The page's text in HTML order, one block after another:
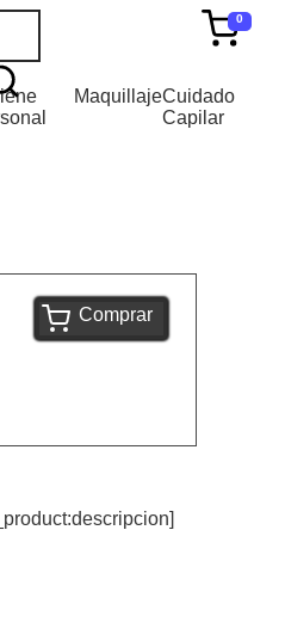
0
MaquillajeCuidado
Capilar
Comprar